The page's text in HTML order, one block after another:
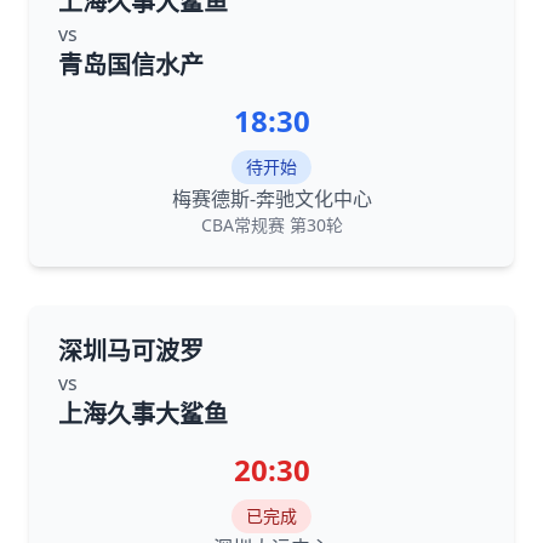
vs
青岛国信水产
18:30
待开始
梅赛德斯-奔驰文化中心
CBA常规赛 第30轮
深圳马可波罗
vs
上海久事大鲨鱼
20:30
已完成